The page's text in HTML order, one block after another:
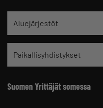
Aluejärjestöt
Paikallisyhdistykset
Suomen Yrittäjät somessa